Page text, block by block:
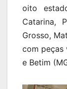
oito
Catarina,
Grosso,
com peças
e Betim